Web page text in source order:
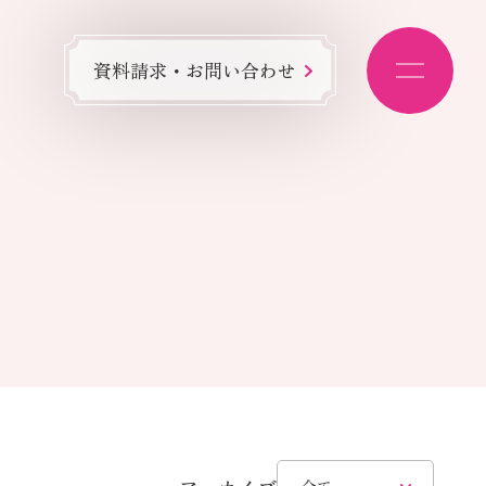
資料請求・お問い合わせ